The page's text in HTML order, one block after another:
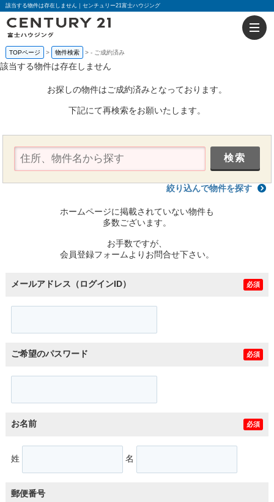
該当する物件は存在しません｜センチュリー21富士ハウジング
TOPページ 物件検索 - ご成約済み
該当する物件は存在しません
お探しの物件はご成約済みとなっております。
下記にて再検索をお願いたします。
絞り込んで物件を探す
ホームページに掲載されていない物件も
多数ございます。
お手数ですが、
会員登録フォームよりお問合せ下さい。
メールアドレス（ログインID） 必須
ご希望のパスワード 必須
お名前 必須
姓 名
郵便番号